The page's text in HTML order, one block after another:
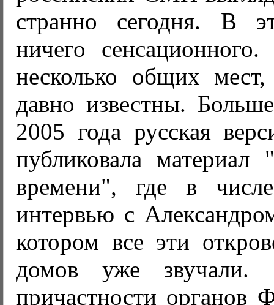
странно сегодня. В
ничего сенсационного.
несколько общих
давно известны.
2005 года русская
публиковала
времени", где в
интервью с
котором все эти
домов уже звучали.
причастности органов